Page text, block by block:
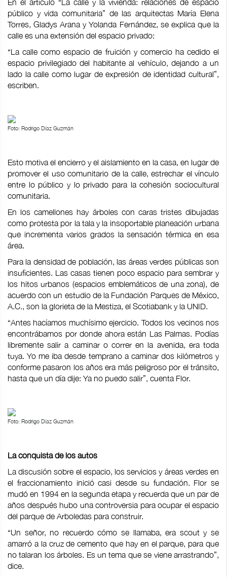
En el artículo “La calle y la vivienda: relaciones de espacio
público y vida comunitaria” de las arquitectas María Elena
Torres, Gladys Arana y Yolanda Fernández, se explica que la
calle es una extensión del espacio privado:
“La calle como espacio de fruición y comercio ha cedido el
espacio privilegiado del habitante al vehículo, dejando a un
lado la calle como lugar de expresión de identidad cultural”,
escriben.
Foto: Rodrigo Díaz Guzmán
Esto motiva el encierro y el aislamiento en la casa, en lugar de
promover el uso comunitario de la calle, estrechar el vínculo
entre lo público y lo privado para la cohesión sociocultural
comunitaria.
En los camellones hay árboles con caras tristes dibujadas
como protesta por la tala y la insoportable planeación urbana
que incrementa varios grados la sensación térmica en esa
área.
Para la densidad de población, las áreas verdes públicas son
insuficientes. Las casas tienen poco espacio para sembrar y
los hitos urbanos (espacios emblemáticos de una zona), de
acuerdo con un estudio de la Fundación Parques de México,
A.C., son la glorieta de la Mestiza, el Scotiabank y la UNID.
“Antes hacíamos muchísimo ejercicio. Todos los vecinos nos
encontrábamos por donde ahora están Las Palmas. Podías
libremente salir a caminar o correr en la avenida, era toda
tuya. Yo me iba desde temprano a caminar dos kilómetros y
conforme pasaron los años era más peligroso por el tránsito,
hasta que un día dije: Ya no puedo salir”, cuenta Flor.
Foto: Rodrigo Díaz Guzmán
La conquista de los autos
La discusión sobre el espacio, los servicios y áreas verdes en
el fraccionamiento inició casi desde su fundación. Flor se
mudó en 1994 en la segunda etapa y recuerda que un par de
años después hubo una controversia para ocupar el espacio
del parque de Arboledas para construir.
“Un señor, no recuerdo cómo se llamaba, era scout y se
amarró a la cruz de cemento que hay en el parque, para que
no talaran los árboles. Es un tema que se viene arrastrando”,
dice.